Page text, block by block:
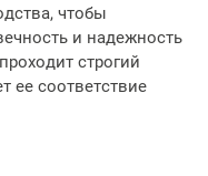
чтобы
и надежность
строгий
ее соответствие